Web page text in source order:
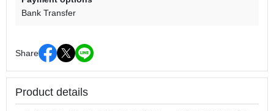
Bank Transfer
Share
Product details